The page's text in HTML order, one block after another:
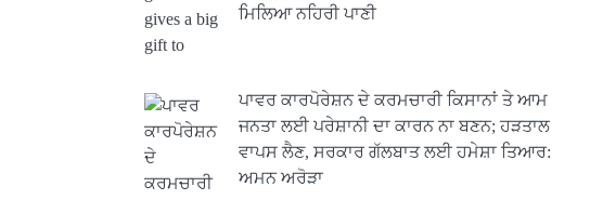
ਮਿਲਿਆ ਨਹਿਰੀ ਪਾਣੀ
ਪਾਵਰ ਕਾਰਪੋਰੇਸ਼ਨ ਦੇ ਕਰਮਚਾਰੀ ਕਿਸਾਨਾਂ ਤੇ ਆਮ
ਜਨਤਾ ਲਈ ਪਰੇਸ਼ਾਨੀ ਦਾ ਕਾਰਨ ਨਾ ਬਣਨ; ਹੜਤਾਲ
ਵਾਪਸ ਲੈਣ, ਸਰਕਾਰ ਗੱਲਬਾਤ ਲਈ ਹਮੇਸ਼ਾ ਤਿਆਰ:
ਅਮਨ ਅਰੋੜਾ